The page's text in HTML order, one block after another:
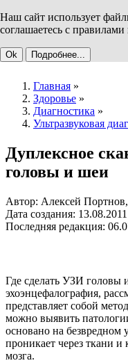
Наш сайт использует
соглашаетесь с
Ok Подробнее...
Главная »
Здоровье »
Диагностика »
Ультразвуковая
Дуплексное
головы и шеи
Автор: Алексей
Дата создания: 13.08.2011
Последняя редакция:
Где сделать УЗИ головы
эхоэнцефалография,
представляет собой
можно выявить
основано на безвредном
проникает через ткани и
мозга.